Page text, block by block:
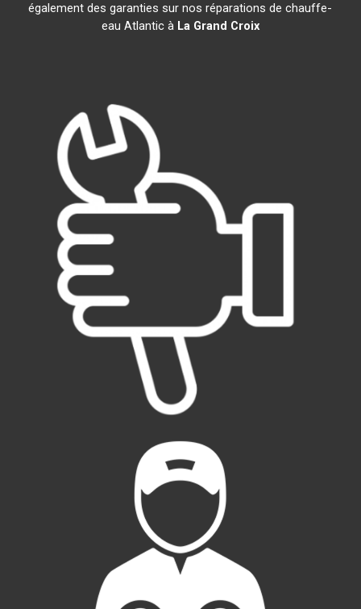
également des garanties sur nos réparations de chauffe-
eau Atlantic à La Grand Croix